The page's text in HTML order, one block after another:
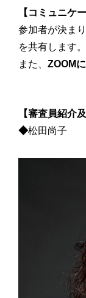
【コミュニケ
参加者が決まり
を共有します。
また、 ZOOM
【審査員紹介
◆松田尚子